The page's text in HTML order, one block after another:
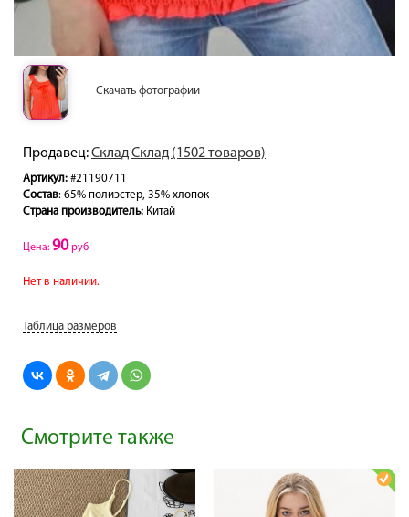
Скачать фотографии
Продавец:Склад Склад (1502 товаров)
Артикул: #21190711
Состав: 65% полиэстер, 35% хлопок
Страна производитель: Китай
Цена: 90руб
Нет в наличии.
Таблица размеров
Смотрите также